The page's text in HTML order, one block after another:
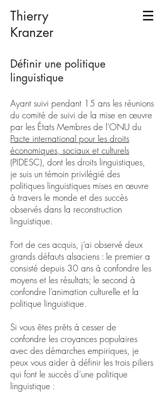
Thierry
Kranzer
Définir une politique
linguistique
Ayant suivi pendant 15 ans les réunions
du comité de suivi de la mise en œuvre
par les États Membres de l’ONU du
Pacte international pour les droits
économiques, sociaux et culturels
(PIDESC), dont les droits linguistiques,
je suis un témoin privilégié des
politiques linguistiques mises en œuvre
à travers le monde et des succès
observés dans la reconstruction
linguistique.
Fort de ces acquis, j’ai observé deux
grands défauts alsaciens : le premier a
consisté depuis 30 ans à confondre les
moyens et les résultats; le second à
confondre l’animation culturelle et la
politique linguistique.
Si vous êtes prêts à cesser de
confondre les croyances populaires
avec des démarches empiriques, je
peux vous aider à définir les trois piliers
qui font le succès d’une politique
linguistique :